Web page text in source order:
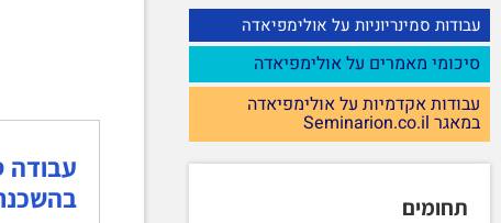
עבודות סמינריוניות על אולימפיאדה
סיכומי מאמרים על אולימפיאדה
עבודות אקדמיות על אולימפיאדה
במאגר Seminarion.co.il
תחומים
עבודה